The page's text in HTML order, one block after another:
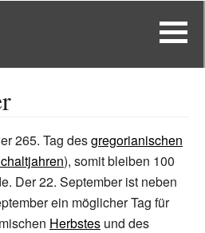
265. Tag desgregorianischen
), somit bleiben 100
Der 22. September ist neben
ein möglicher Tag für
Herbstes und des